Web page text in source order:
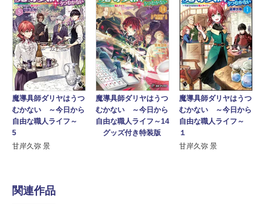
魔導具師ダリヤはうつ
むかない ～今日から
自由な職人ライフ～
5
甘岸久弥 景
魔導具師ダリヤはうつ
むかない ～今日から
自由な職人ライフ～14
グッズ付き特装版
魔導具師ダリヤはうつ
むかない ～今日から
自由な職人ライフ～
１
甘岸久弥 景
関連作品